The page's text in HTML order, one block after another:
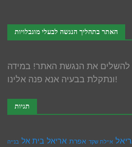
האתר בתהליך הנגשה לבעלי מוגבלויות
להשלים את הנגשת האתר! במידה
ונתקלת בבעיה אנא פנה אלינו!
תגיות
איילת שקד אפרת אריאל בית אל בנייה